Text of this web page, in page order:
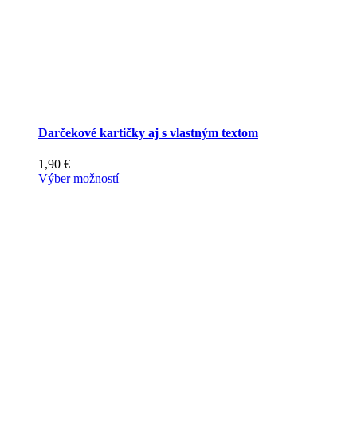
Darčekové kartičky aj s vlastným textom
1,90 €
Výber možnostíTento